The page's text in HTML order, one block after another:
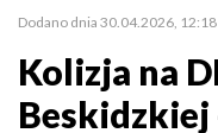
Dodano dnia 30.04.2026, 12:18
Kolizja na
Beskidzkiej